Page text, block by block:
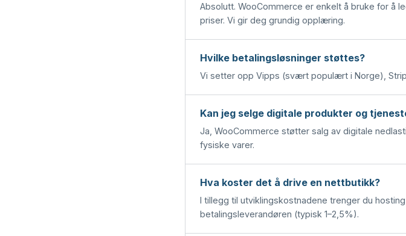
Absolutt. WooCommerce er enkelt å bruke for å
priser. Vi gir deg grundig opplæring.
Hvilke betalingsløsninger støttes?
Vi setter opp Vipps (svært populært i Norge),
Kan jeg selge digitale produkter og
Ja, WooCommerce støtter salg av digitale
fysiske varer.
Hva koster det å drive en nettbutikk?
I tillegg til utviklingskostnadene trenger du
betalingsleverandøren (typisk 1–2,5%).